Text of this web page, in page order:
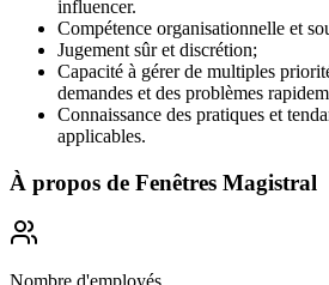
influencer.
Compétence organisationnelle et
Jugement sûr et discrétion;
Capacité à gérer de multiples
demandes et des problèmes
Connaissance des pratiques et
applicables.
À propos de Fenêtres Magistral